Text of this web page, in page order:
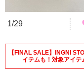
1/29
【FINAL SALE】INGNI
イテムも！対象アイテ